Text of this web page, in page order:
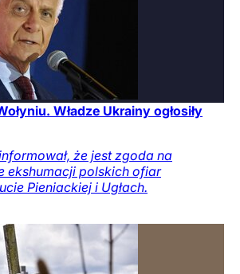
Władze Ukrainy ogłosiły
że jest zgoda na
ekshumacji polskich ofiar
Pieniackiej i Ugłach.